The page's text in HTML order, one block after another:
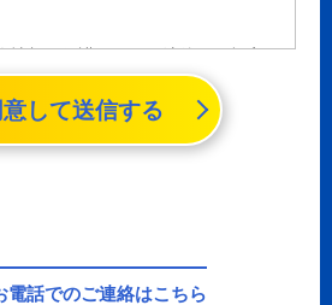
情報の保護に関する法律」に規定さ
する情報であって、氏名、生年月日
特定の個人を識別することができる
を指します。
意して送信する
電話でのご連絡はこちら